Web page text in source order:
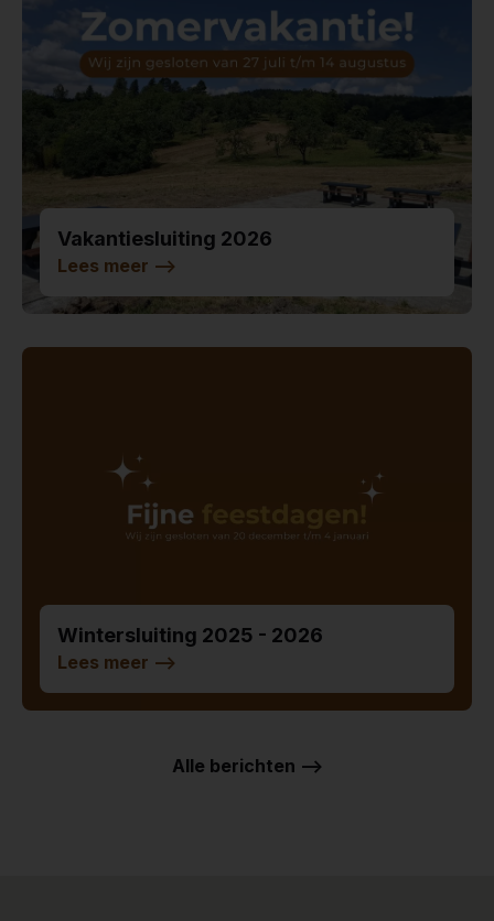
Vakantiesluiting 2026
Lees meer -->
Wintersluiting 2025 - 2026
Lees meer -->
Alle berichten -->